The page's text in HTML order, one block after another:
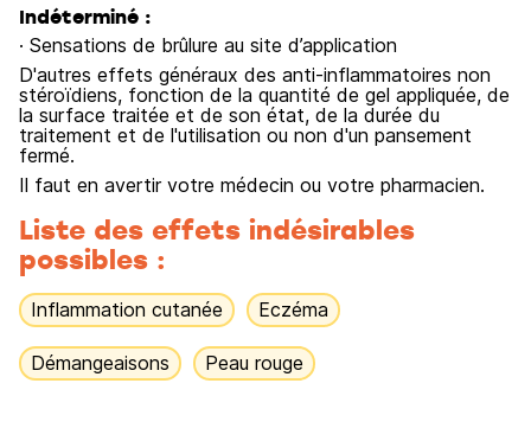
Indéterminé :
· Sensations de brûlure au site d’application
D'autres effets généraux des anti-inflammatoires non
stéroïdiens, fonction de la quantité de gel appliquée, de
la surface traitée et de son état, de la durée du
traitement et de l'utilisation ou non d'un pansement
fermé.
Il faut en avertir votre médecin ou votre pharmacien.
Liste des effets indésirables
possibles :
Inflammation cutanée Eczéma
Démangeaisons Peau rouge